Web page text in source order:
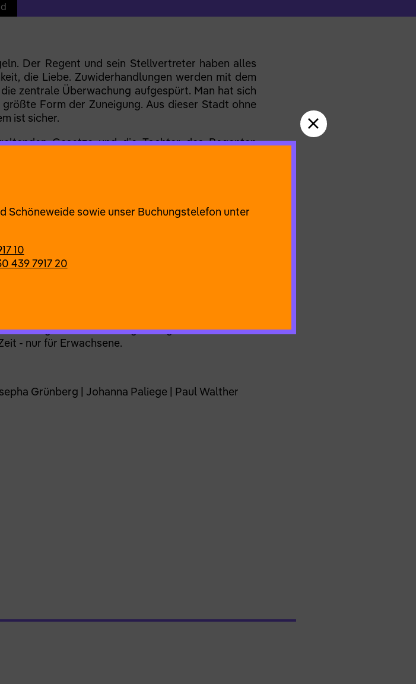
Der Regent und sein Stellvertreter haben alles
die Liebe. Zuwiderhandlungen werden mit dem
zentrale Überwachung aufgespürt. Man hat sich
Form der Zuneigung. Aus dieser Stadt ohne
ist sicher.
Gesetze und die Tochter des Regenten
Schriftstellers Lew Ustinow (1923 - 2009)
zwischen Technikwahn und Kunstrevolte.
Die Inszenierung bewegt sich zwischen
- nur für Erwachsene.
Grünberg | Johanna Paliege | Paul Walther
Schöneweide sowie unser Buchungstelefon unter
10
439 7917 20